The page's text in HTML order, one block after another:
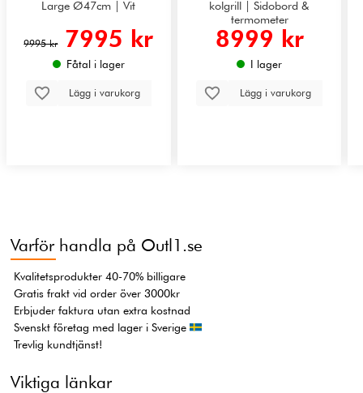
Large Ø47cm | Vit
9995 kr 7995 kr
Fåtal i lager
Lägg i varukorg
kolgrill | Sidobord &
termometer
8999 kr
I lager
Lägg i varukorg
Varför handla på Outl1.se
Kvalitetsprodukter 40-70% billigare
Gratis frakt vid order över 3000kr
Erbjuder faktura utan extra kostnad
Svenskt företag med lager i Sverige
Trevlig kundtjänst!
Viktiga länkar